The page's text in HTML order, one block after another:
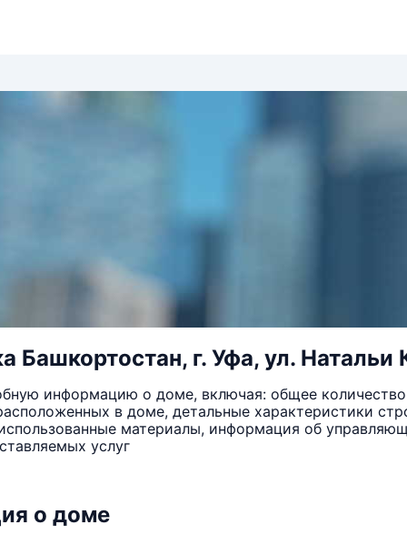
Башкортостан, г. Уфа, ул. Натальи
информацию о доме, включая: общее
в доме, детальные характеристики
материалы, информация об
услуг
о доме